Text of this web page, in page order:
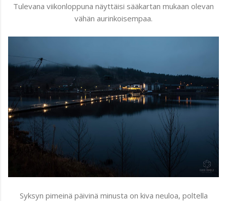
Tulevana viikonloppuna näyttäisi sääkartan mukaan olevan
vähän aurinkoisempaa.
Syksyn pimeinä päivinä minusta on kiva neuloa, poltella